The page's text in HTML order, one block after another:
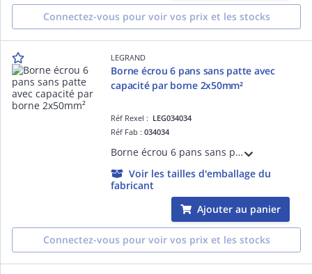
Connectez-vous pour voir vos prix et les stocks
LEGRAND
Borne écrou 6 pans sans patte avec
capacité par borne 2x50mm²
Réf Rexel : LEG034034
Réf Fab :034034
Borne écrou 6 pans sans patte avec capacité par borne 2x50mm² - largeur fente pour passage du câble 9,5mm - hauteur hors tout 59mm
Voir les tailles d'emballage du
fabricant
Ajouter au panier
Connectez-vous pour voir vos prix et les stocks